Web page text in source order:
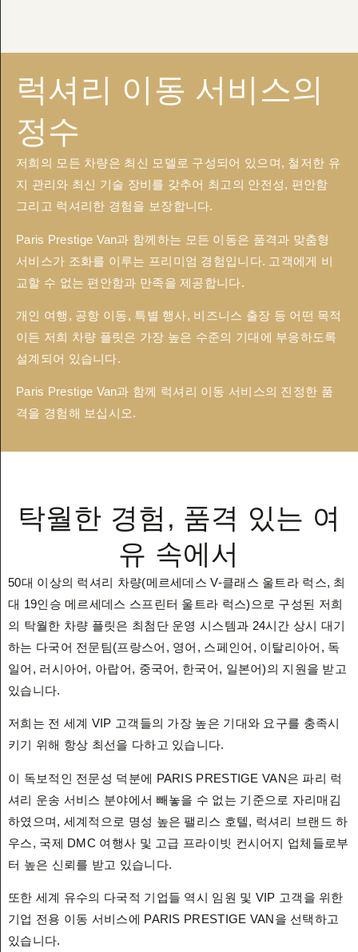
럭셔리 이동 서비스의
정수
저희의 모든 차량은 최신 모델로 구성되어 있으며, 철저한 유
지 관리와 최신 기술 장비를 갖추어 최고의 안전성, 편안함
그리고 럭셔리한 경험을 보장합니다.
Paris Prestige Van과 함께하는 모든 이동은 품격과 맞춤형
서비스가 조화를 이루는 프리미엄 경험입니다. 고객에게 비
교할 수 없는 편안함과 만족을 제공합니다.
개인 여행, 공항 이동, 특별 행사, 비즈니스 출장 등 어떤 목적
이든 저희 차량 플릿은 가장 높은 수준의 기대에 부응하도록
설계되어 있습니다.
Paris Prestige Van과 함께 럭셔리 이동 서비스의 진정한 품
격을 경험해 보십시오.
탁월한 경험, 품격 있는 여
유 속에서
50대 이상의 럭셔리 차량(메르세데스 V-클래스 울트라 럭스, 최
대 19인승 메르세데스 스프린터 울트라 럭스)으로 구성된 저희
의 탁월한 차량 플릿은 최첨단 운영 시스템과 24시간 상시 대기
하는 다국어 전문팀(프랑스어, 영어, 스페인어, 이탈리아어, 독
일어, 러시아어, 아랍어, 중국어, 한국어, 일본어)의 지원을 받고
있습니다.
저희는 전 세계 VIP 고객들의 가장 높은 기대와 요구를 충족시
키기 위해 항상 최선을 다하고 있습니다.
이 독보적인 전문성 덕분에 PARIS PRESTIGE VAN은 파리 럭
셔리 운송 서비스 분야에서 빼놓을 수 없는 기준으로 자리매김
하였으며, 세계적으로 명성 높은 팰리스 호텔, 럭셔리 브랜드 하
우스, 국제 DMC 여행사 및 고급 프라이빗 컨시어지 업체들로부
터 높은 신뢰를 받고 있습니다.
또한 세계 유수의 다국적 기업들 역시 임원 및 VIP 고객을 위한
기업 전용 이동 서비스에 PARIS PRESTIGE VAN을 선택하고
있습니다.